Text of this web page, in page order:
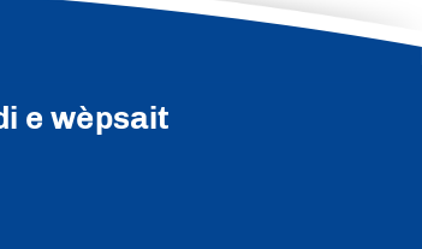
e wèpsait